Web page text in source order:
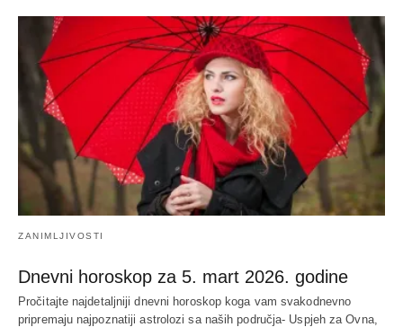
ZANIMLJIVOSTI
Dnevni horoskop za 5. mart 2026. godine
Pročitajte najdetaljniji dnevni horoskop koga vam svakodnevno
pripremaju najpoznatiji astrolozi sa naših područja- Uspjeh za Ovna,